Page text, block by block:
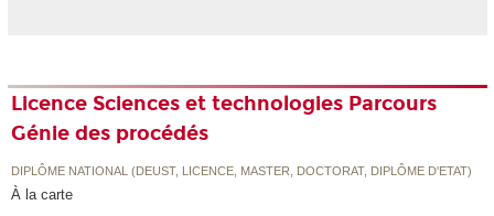
Licence Sciences et technologies Parcours
Génie des procédés
DIPLÔME NATIONAL (DEUST, LICENCE, MASTER, DOCTORAT, DIPLÔME D'ETAT)
À la carte